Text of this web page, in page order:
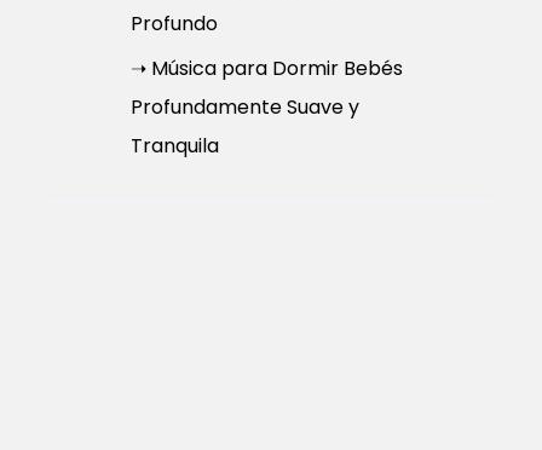
Profundo
➝ Música para Dormir Bebés
Profundamente Suave y
Tranquila